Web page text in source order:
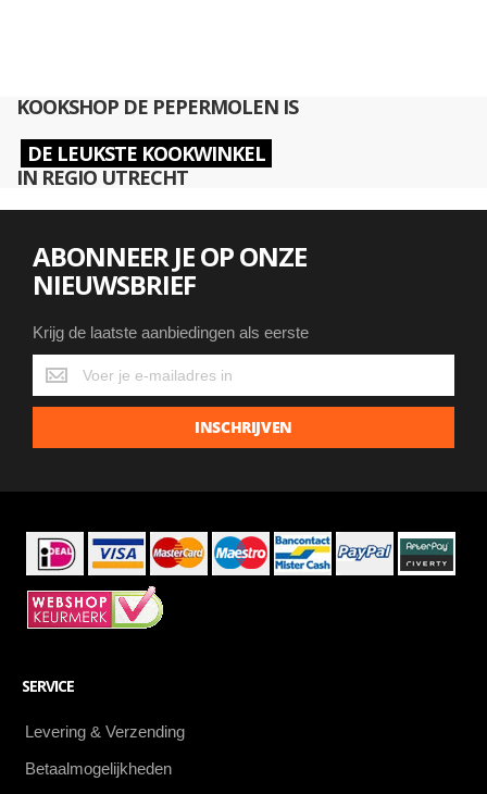
KOOKSHOP DE PEPERMOLEN IS
DE LEUKSTE KOOKWINKEL
IN REGIO UTRECHT
ABONNEER JE OP ONZE
NIEUWSBRIEF
Krijg de laatste aanbiedingen als eerste
Krijg
de
laatste
INSCHRIJVEN
SERVICE
Levering & Verzending
Betaalmogelijkheden